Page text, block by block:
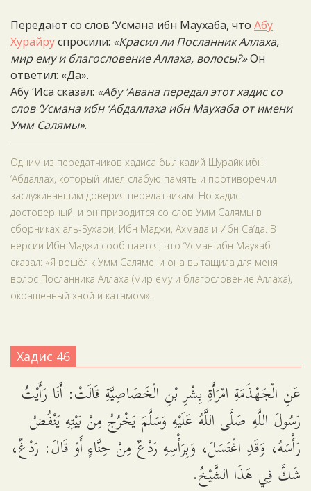
Передают со слов ‘Усмана ибн Маухаба, что Абу
Хурайруспросили: «Красил ли Посланник Аллаха,
мир ему и благословение Аллаха, волосы?»Он
ответил: «Да».
Абу ‘Иса сказал: «Абу ‘Авана передал этот хадис со
слов ‘Усмана ибн ‘Абдаллаха ибн Маухаба от имени
Умм Салямы».
Одним из передатчиков хадиса был кадий Шурайк ибн
‘Абдаллах, который имел слабую память и противоречил
заслуживавшим доверия передатчикам. Но хадис
достоверный, и он приводится со слов Умм Салямы в
сборниках аль-Бухари, Ибн Маджи, Ахмада и Ибн Са‘да. В
версии Ибн Маджи сообщается, что ‘Усман ибн Маухаб
сказал: «Я вошёл к Умм Саляме, и она вытащила для меня
волос Посланника Аллаха (мир ему и благословение Аллаха),
окрашенный хной и катамом».
Хадис 46
عَنِ الْجَهْذَمَةِ امْرَأَةِ بِشْرِ بْنِ الْخَصَاصِيَّةِ قَالَتْ: أَنَا رَأَيْتُ
رَسُولَ اللَّهِ صَلَّى اللَّهُ عَلَيْهِ وَسَلَّمَ يَخْرُجُ مِنْ بَيْتِهِ يَنْفُضُ
رَأْسَهُ، وَقَدِ اغْتَسَلَ، وَبِرَأْسِهِ رَدْعٌ مِنْ حِنَّاءٍ أَوْ قَالَ: رَدْغٌ،
شَكَّ فِي هَذَا الشَّيْخُ.